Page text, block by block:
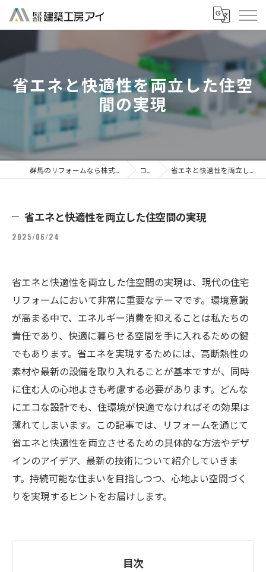
省エネと快適性を両立した住空
間の実現
コラム 省エネと快適性を両立した住空間の実現
省エネと快適性を両立した住空間の実現
2025/06/24
省エネと快適性を両立した住空間の実現は、現代の住宅
リフォームにおいて非常に重要なテーマです。環境意識
が高まる中で、エネルギー消費を抑えることは私たちの
責任であり、快適に暮らせる空間を手に入れるための鍵
でもあります。省エネを実現するためには、高断熱性の
素材や最新の設備を取り入れることが基本ですが、同時
に住む人の心地よさも考慮する必要があります。どんな
にエコな設計でも、住環境が快適でなければその効果は
薄れてしまいます。この記事では、リフォームを通じて
省エネと快適性を両立させるための具体的な方法やデザ
インのアイデア、最新の技術について紹介していきま
す。持続可能な住まいを目指しつつ、心地よい空間づく
りを実現するヒントをお届けします。
目次